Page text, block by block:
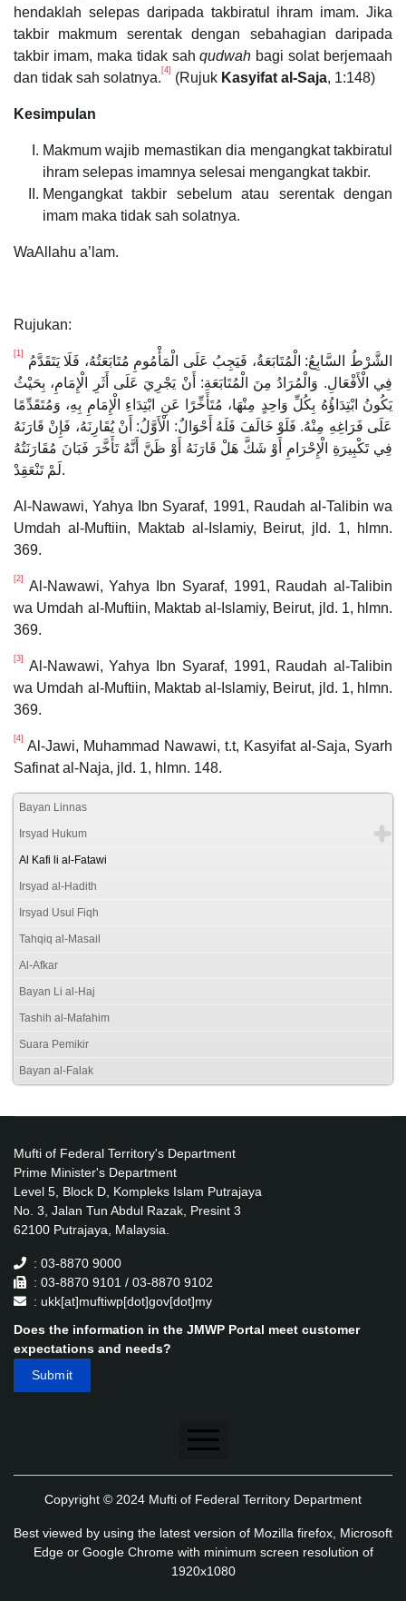
hendaklah selepas daripada takbiratul ihram imam. Jika
takbir makmum serentak dengan sebahagian daripada
takbir imam, maka tidak sahqudwah bagi solat berjemaah
dan tidak sah solatnya. [4] (Rujuk Kasyifat al-Saja, 1:148)
Kesimpulan
Makmum wajib memastikan dia mengangkat takbiratul
ihram selepas imamnya selesai mengangkat takbir.
Mengangkat takbir sebelum atau serentak dengan
imam maka tidak sah solatnya.
WaAllahu a’lam.
Rujukan:
[1]
فِي الْأَفْعَالِ. وَالْمُرَادُ مِنَ الْمُتَابَعَةِ: أَنْ يَجْرِيَ عَلَى أَثَرِ الْإِمَامِ، بِحَيْثُ
يَكُونُ ابْتِدَاؤُهُ بِكُلِّ وَاحِدٍ مِنْهَا، مُتَأَخِّرًا عَنِ ابْتِدَاءِ الْإِمَامِ بِهِ، وَمُتَقَدِّمًا
عَلَى فَرَاغِهِ مِنْهُ. فَلَوْ خَالَفَ فَلَهُ أَحْوَالٌ: الْأَوَّلُ: أَنْ يُقَارِنَهُ، فَإِنْ قَارَنَهُ
فِي تَكْبِيرَةِ الْإِحْرَامِ أَوْ شَكَّ هَلْ قَارَنَهُ أَوْ ظَنَّ أَنَّهُ تَأَخَّرَ فَبَانَ مُقَارَنَتُهُ
لَمْ تَنْعَقِدْ.
Al-Nawawi, Yahya Ibn Syaraf, 1991, Raudah al-Talibin wa
Umdah al-Muftiin, Maktab al-Islamiy, Beirut, jld. 1, hlmn.
369.
[2]
Al-Nawawi, Yahya Ibn Syaraf, 1991, Raudah al-Talibin
wa Umdah al-Muftiin, Maktab al-Islamiy, Beirut, jld. 1, hlmn.
369.
[3]
Al-Nawawi, Yahya Ibn Syaraf, 1991, Raudah al-Talibin
wa Umdah al-Muftiin, Maktab al-Islamiy, Beirut, jld. 1, hlmn.
369.
[4] Al-Jawi, Muhammad Nawawi, t.t, Kasyifat al-Saja, Syarh
Safinat al-Naja, jld. 1, hlmn. 148.
Bayan Linnas
Irsyad Hukum
Al Kafi li al-Fatawi
Irsyad al-Hadith
Irsyad Usul Fiqh
Tahqiq al-Masail
Al-Afkar
Bayan Li al-Haj
Tashih al-Mafahim
Suara Pemikir
Bayan al-Falak
Mufti of Federal Territory's Department
Prime Minister's Department
Level 5, Block D, Kompleks Islam Putrajaya
No. 3, Jalan Tun Abdul Razak, Presint 3
62100 Putrajaya, Malaysia.
: 03-8870 9000
: 03-8870 9101 / 03-8870 9102
: ukk[at]muftiwp[dot]gov[dot]my
Does the information in the JMWP Portal meet customer
expectations and needs?
Disclaimer
Application's Privacy Policy
Copyright © 2024 Mufti of Federal Territory Department
Best viewed by using the latest version of Mozilla firefox, Microsoft
Edge or Google Chrome with minimum screen resolution of
1920x1080